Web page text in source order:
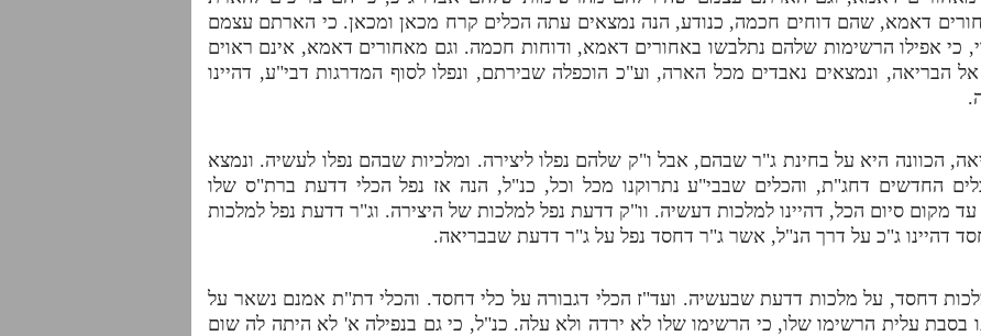
דאמא, שהם דוחים חכמה, כנודע, הנה נמצאים עתה הכלים קרח מכאן ומכאן. כי הארתם עצמם
אפילו הרשימות שלהם נתלבשו באחורים דאמא, ודוחות חכמה. וגם מאחורים דאמא, אינם ראוים
הבריאה, ונמצאים נאבדים מכל הארה, וע"כ הוכפלה שבירתם, ונפלו לסוף המדרגות דבי"ע, דהיינו
הכוונה היא על בחינת ג"ר שבהם, אבל ו"ק שלהם נפלו ליצירה. ומלכיות שבהם נפלו לעשיה. ונמצא
החדשים דחג"ת, והכלים שבבי"ע נתרוקנו מכל וכל, כנ"ל, הנה אז נפל הכלי דדעת ברת"ס שלו
מקום סיום הכל, דהיינו למלכות דעשיה. וו"ק דדעת נפל למלכות של היצירה. וג"ר דדעת נפל למלכות
דהיינו ג"כ על דרך הנ"ל, אשר ג"ר דחסד נפל על ג"ר דדעת שבבריאה.
דחסד, על מלכות דדעת שבעשיה. ועד"ז הכלי דגבורה על כלי דחסד. והכלי דת"ת אמנם נשאר על
בסבת עלית הרשימו שלו, כי הרשימו שלו לא ירדה ולא עלה. כנ"ל, כי גם בנפילה א' לא היתה לה שום